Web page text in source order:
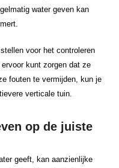
water geven kan
voor het controleren
kunt zorgen dat ze
fouten te vermijden, kun je
verticale tuin.
op de juiste
geeft, kan aanzienlijke